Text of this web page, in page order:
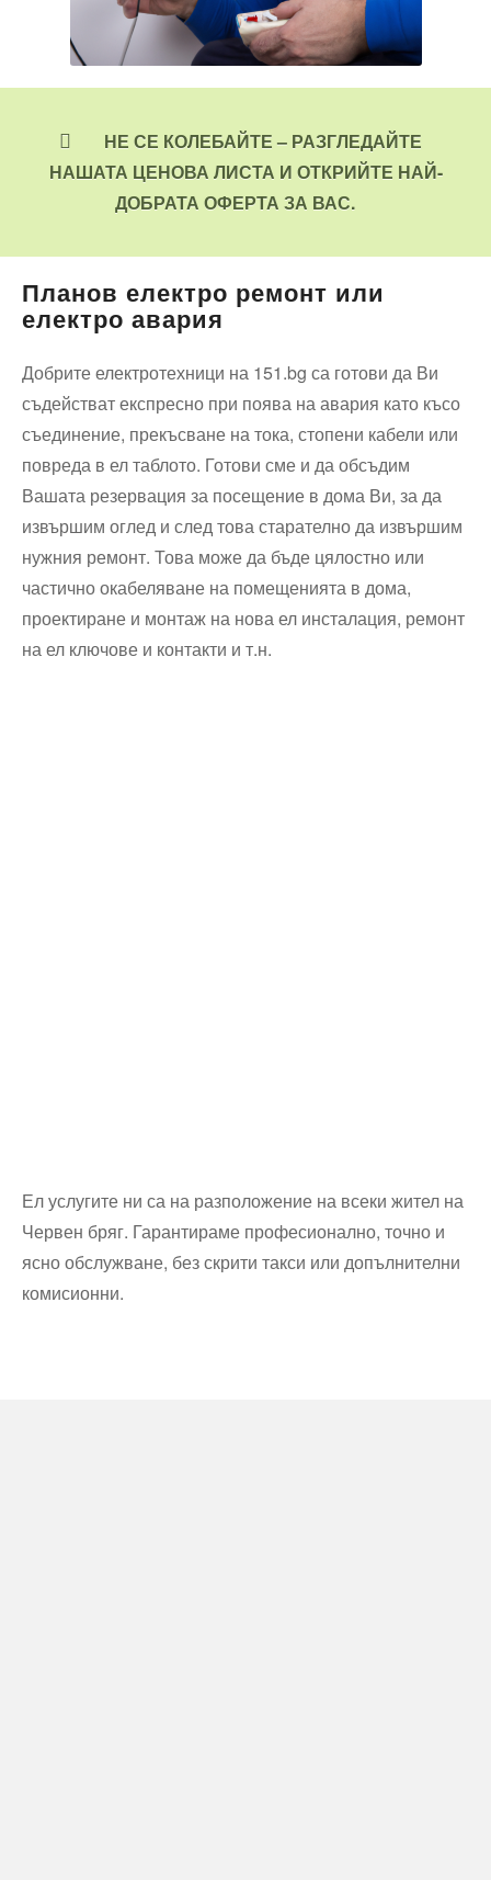
НЕ СЕ КОЛЕБАЙТЕ – РАЗГЛЕДАЙТЕ
НАШАТА ЦЕНОВА ЛИСТА И ОТКРИЙТЕ НАЙ-
ДОБРАТА ОФЕРТА ЗА ВАС.
Планов електро ремонт или
електро авария
Добрите електротехници на 151.bg са готови да Ви
съдействат експресно при поява на авария като късо
съединение, прекъсване на тока, стопени кабели или
повреда в ел таблото. Готови сме и да обсъдим
Вашата резервация за посещение в дома Ви, за да
извършим оглед и след това старателно да извършим
нужния ремонт. Това може да бъде цялостно или
частично окабеляване на помещенията в дома,
проектиране и монтаж на нова ел инсталация, ремонт
на ел ключове и контакти и т.н.
Ел услугите ни са на разположение на всеки жител на
Червен бряг. Гарантираме професионално, точно и
ясно обслужване, без скрити такси или допълнителни
комисионни.